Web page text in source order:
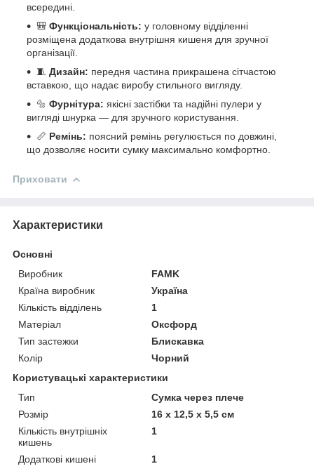
всередині.
🎒 Функціональність: у головному відділенні
розміщена додаткова внутрішня кишеня для зручної
організації.
🧵 Дизайн: передня частина прикрашена сітчастою
вставкою, що надає виробу стильного вигляду.
🔩 Фурнітура: якісні застібки та надійні пулери у
вигляді шнурка — для зручного користування.
📏 Ремінь: поясний ремінь регулюється по довжині,
що дозволяє носити сумку максимально комфортно.
Приховати
Характеристики
Основні
Виробник
FAMK
Країна виробник
Україна
Кількість відділень
1
Матеріал
Оксфорд
Тип застежки
Блискавка
Колір
Чорний
Користувацькі характеристики
Тип
Сумка через плече
Розмір
16 х 12,5 х 5,5 см
Кількість внутрішніх
кишень
1
Додаткові кишені
1